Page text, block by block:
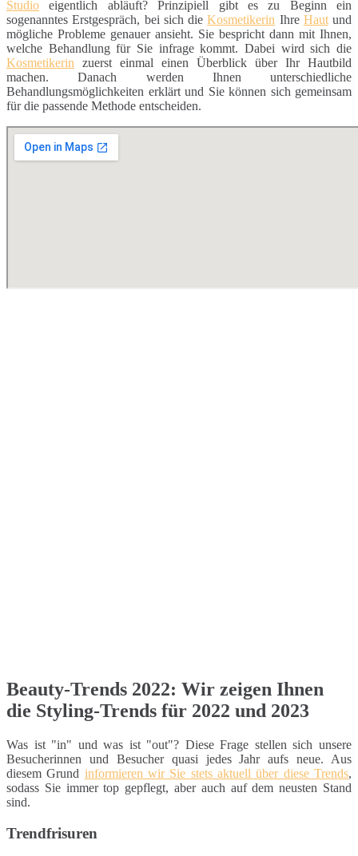
Studio eigentlich abläuft? Prinzipiell gibt es zu Beginn ein
sogenanntes Erstgespräch, bei sich dieKosmetikerin Ihre Hautund
mögliche Probleme genauer ansieht. Sie bespricht dann mit Ihnen,
welche Behandlung für Sie infrage kommt. Dabei wird sich die
Kosmetikerin zuerst einmal einen Überblick über Ihr Hautbild
machen. Danach werden Ihnen unterschiedliche
Behandlungsmöglichkeiten erklärt und Sie können sich gemeinsam
für die passende Methode entscheiden.
Beauty-Trends 2022: Wir zeigen Ihnen
die Styling-Trends für 2022 und 2023
Was ist "in" und was ist "out"? Diese Frage stellen sich unsere
Besucherinnen und Besucher quasi jedes Jahr aufs neue. Aus
diesem Grund informieren wir Sie stets aktuell über diese Trends,
sodass Sie immer top gepflegt, aber auch auf dem neusten Stand
sind.
Trendfrisuren